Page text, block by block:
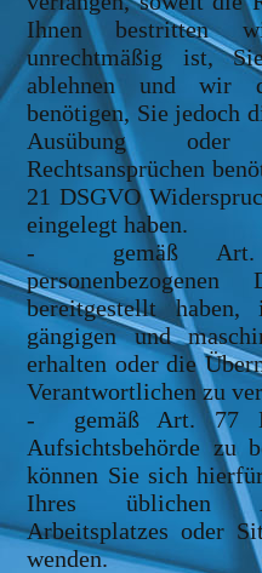
Ihnen bestritten
unrechtmäßig ist,
ablehnen und wir
benötigen, Sie jedoch
Ausübung
Rechtsansprüchen
21 DSGVO
eingelegt haben.
- gemäß Art.
bereitgestellt
gängigen und
erhalten oder die
Verantwortlichen zu
- gemäß Art. 77
Aufsichtsbehörde zu
können Sie sich
Ihres üblichen
Arbeitsplatzes oder
wenden.